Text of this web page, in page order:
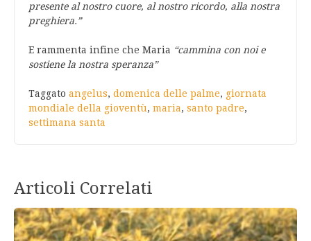
presente al nostro cuore, al nostro ricordo, alla nostra
preghiera.”
E rammenta infine che Maria “cammina con noi e
sostiene la nostra speranza”
Taggato angelus, domenica delle palme, giornata
mondiale della gioventù, maria, santo padre,
settimana santa
Articoli Correlati